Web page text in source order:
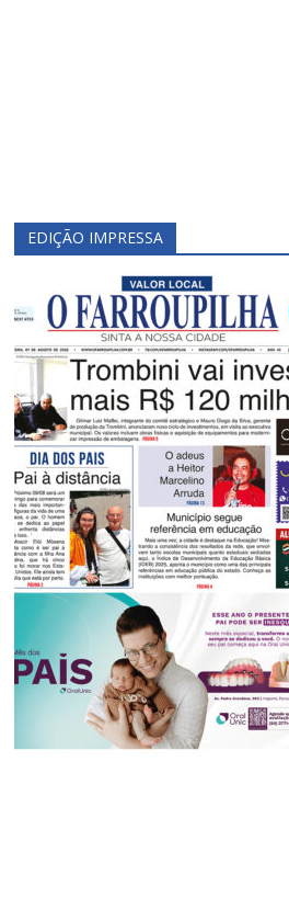
EDIÇÃO IMPRESSA